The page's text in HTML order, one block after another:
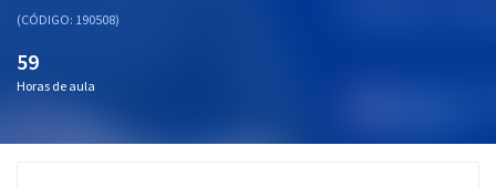
(CÓDIGO: 190508)
59
Horas de aula